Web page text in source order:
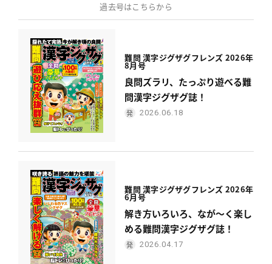
過去号はこちらから
難問 漢字ジグザグフレンズ 2026年
8月号
良問ズラリ、たっぷり遊べる難
問漢字ジグザグ誌！
2026.06.18
難問 漢字ジグザグフレンズ 2026年
6月号
解き方いろいろ、なが〜く楽し
める難問漢字ジグザグ誌！
2026.04.17